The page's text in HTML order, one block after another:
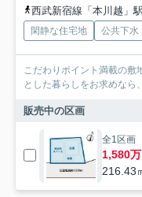
西武新宿線「本川越」駅
閑静な住宅地 公共下水
こだわりポイント満載の
とした暮らしをお求めなら
販売中の区画
全1区画
1,580
216.43